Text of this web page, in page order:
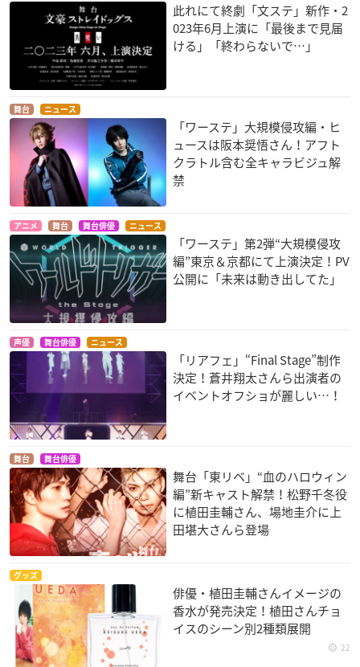
此れにて終劇「文ステ」新作・2
023年6月上演に「最後まで見届
ける」「終わらないで…」
舞台 ニュース
「ワーステ」大規模侵攻編・ヒ
ュースは阪本奨悟さん！アフト
クラトル含む全キャラビジュ解
禁
アニメ 舞台 舞台俳優 ニュース
「ワーステ」第2弾“大規模侵攻
編”東京＆京都にて上演決定！PV
公開に「未来は動き出してた」
声優 舞台俳優 ニュース
「リアフェ」“Final Stage”制作
決定！蒼井翔太さんら出演者の
イベントオフショが麗しい…！
舞台 舞台俳優
舞台「東リベ」“血のハロウィン
編”新キャスト解禁！松野千冬役
に植田圭輔さん、場地圭介に上
田堪大さんら登場
グッズ
俳優・植田圭輔さんイメージの
香水が発売決定！植田さんチョ
イスのシーン別2種類展開
22